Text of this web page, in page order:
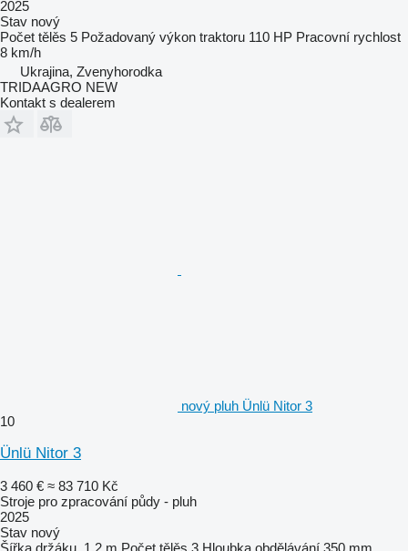
2025
Stav nový
Počet tělěs 5 Požadovaný výkon traktoru 110 HP Pracovní rychlost
8 km/h
Ukrajina, Zvenyhorodka
TRIDAAGRO NEW
Kontakt s dealerem
nový pluh Ünlü Nitor 3
10
Ünlü Nitor 3
3 460 € ≈ 83 710 Kč
Stroje pro zpracování půdy - pluh
2025
Stav nový
Šířka držáku 1,2 m Počet tělěs 3 Hloubka obdělávání 350 mm